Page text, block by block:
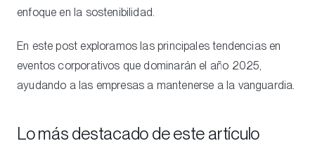
enfoque en la sostenibilidad.
En este post exploramos las principales tendencias en
eventos corporativos que dominarán el año 2025,
ayudando a las empresas a mantenerse a la vanguardia.
Lo más destacado de este artículo